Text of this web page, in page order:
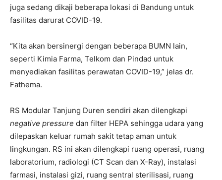
juga sedang dikaji beberapa lokasi di Bandung untuk
fasilitas darurat COVID-19.
“Kita akan bersinergi dengan beberapa BUMN lain,
seperti Kimia Farma, Telkom dan Pindad untuk
menyediakan fasilitas perawatan COVID-19,” jelas dr.
Fathema.
RS Modular Tanjung Duren sendiri akan dilengkapi
negative pressure dan filter HEPA sehingga udara yang
dilepaskan keluar rumah sakit tetap aman untuk
lingkungan. RS ini akan dilengkapi ruang operasi, ruang
laboratorium, radiologi (CT Scan dan X-Ray), instalasi
farmasi, instalasi gizi, ruang sentral sterilisasi, ruang